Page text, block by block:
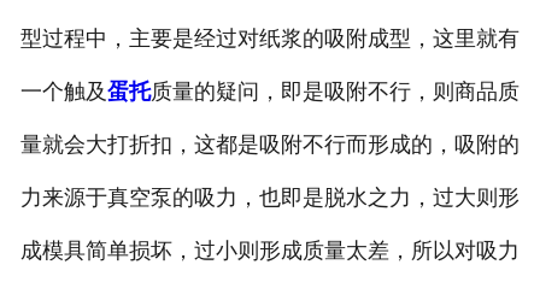
型过程中，主要是经过对纸浆的吸附成型，这里就有
一个触及蛋托质量的疑问，即是吸附不行，则商品质
量就会大打折扣，这都是吸附不行而形成的，吸附的
力来源于真空泵的吸力，也即是脱水之力，过大则形
成模具简单损坏，过小则形成质量太差，所以对吸力